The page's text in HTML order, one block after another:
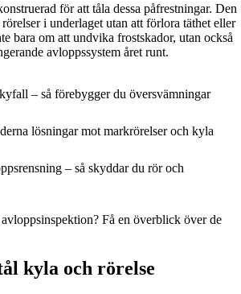
för att tåla dessa påfrestningar. Den
i underlaget utan att förlora täthet eller
bara om att undvika frostskador, utan också
avloppssystem året runt.
– så förebygger du översvämningar
lösningar mot markrörelser och kyla
– så skyddar du rör och
Få en överblick över de
kyla och rörelse